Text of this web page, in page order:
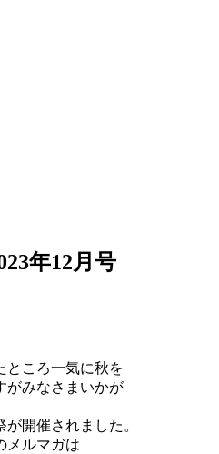
年12月号
ところ一気に秋を
がみなさまいかが
開催されました。
メルマガは